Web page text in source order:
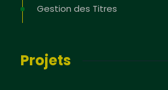
Gestion des Titres
Projets